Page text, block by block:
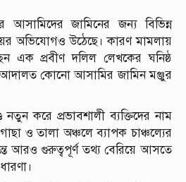
আসামিদের জামিনের জন্য বিভিন্ন
অভিযোগও উঠেছে। কারণ মামলায়
এক প্রবীণ দলিল লেখকের ঘনিষ্ঠ
আদালত কোনো আসামির জামিন মঞ্জুর
নতুন করে প্রভাবশালী ব্যক্তিদের নাম
ও তালা অঞ্চলে ব্যাপক চাঞ্চল্যের
আরও গুরুত্বপূর্ণ তথ্য বেরিয়ে আসতে